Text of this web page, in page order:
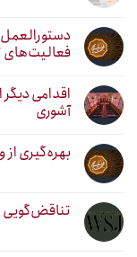
فعالیت‌های
اقدامی دیگر
آشوری
بهره‌گیری
تناقض‌گویی